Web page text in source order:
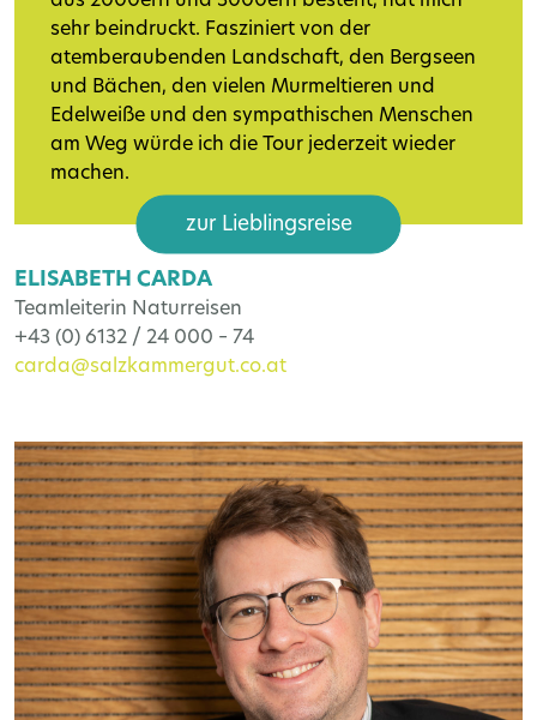
sehr beindruckt. Fasziniert von der
atemberaubenden Landschaft, den Bergseen
und Bächen, den vielen Murmeltieren und
Edelweiße und den sympathischen Menschen
am Weg würde ich die Tour jederzeit wieder
machen.
zur Lieblingsreise
ELISABETH CARDA
Teamleiterin Naturreisen
+43 (0) 6132 / 24 000 – 74
carda@salzkammergut.co.at